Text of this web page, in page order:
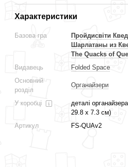
Характеристики
Базова гра
Пройдисвіти
Шарлатаны из
The Quacks of
Видавець
Folded Space
Основний
розділ
Органайзери
У коробці
деталі
29.8 x 7.3 см)
Артикул
FS-QUAv2